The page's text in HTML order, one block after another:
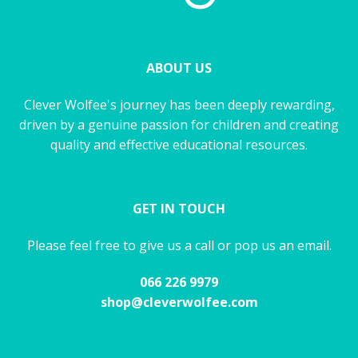
ABOUT US
Clever Wolfee's journey has been deeply rewarding,
driven by a genuine passion for children and creating
quality and effective educational resources.
GET IN TOUCH
Please feel free to give us a call or pop us an email.
066 226 9979
shop@cleverwolfee.com